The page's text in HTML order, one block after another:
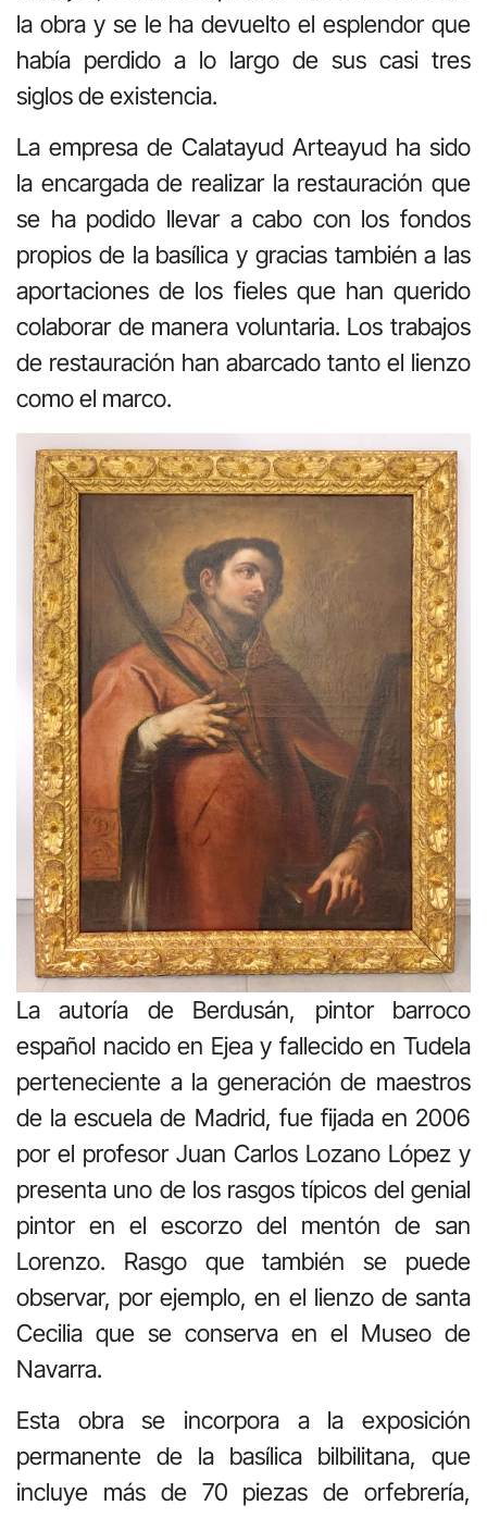
la obra y se le ha devuelto el esplendor que
había perdido a lo largo de sus casi tres
siglos de existencia.
La empresa de Calatayud Arteayud ha sido
la encargada de realizar la restauración que
se ha podido llevar a cabo con los fondos
propios de la basílica y gracias también a las
aportaciones de los fieles que han querido
colaborar de manera voluntaria. Los trabajos
de restauración han abarcado tanto el lienzo
como el marco.
La autoría de Berdusán, pintor barroco
español nacido en Ejea y fallecido en Tudela
perteneciente a la generación de maestros
de la escuela de Madrid, fue fijada en 2006
por el profesor Juan Carlos Lozano López y
presenta uno de los rasgos típicos del genial
pintor en el escorzo del mentón de san
Lorenzo. Rasgo que también se puede
observar, por ejemplo, en el lienzo de santa
Cecilia que se conserva en el Museo de
Navarra.
Esta obra se incorpora a la exposición
permanente de la basílica bilbilitana, que
incluye más de 70 piezas de orfebrería,